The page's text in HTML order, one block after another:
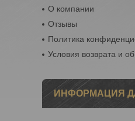
О компании
Отзывы
Политика
Условия возврата и
ИНФОРМАЦИЯ